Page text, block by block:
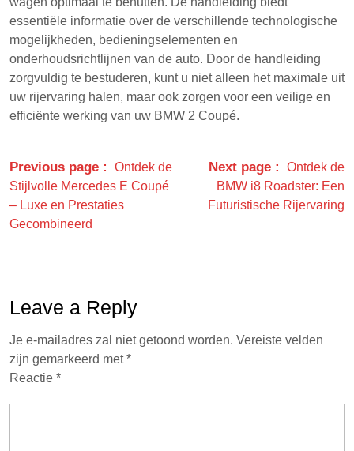
essentiële informatie over de verschillende technologische
mogelijkheden, bedieningselementen en
onderhoudsrichtlijnen van de auto. Door de handleiding
zorgvuldig te bestuderen, kunt u niet alleen het maximale uit
uw rijervaring halen, maar ook zorgen voor een veilige en
efficiënte werking van uw BMW 2 Coupé.
Previous page
Ontdek de
Stijlvolle Mercedes E Coupé
– Luxe en Prestaties
Gecombineerd
Next page
Ontdek de
BMW i8 Roadster: Een
Futuristische Rijervaring
Leave a Reply
Je e-mailadres zal niet getoond worden. Vereiste velden
zijn gemarkeerd met*
Reactie *